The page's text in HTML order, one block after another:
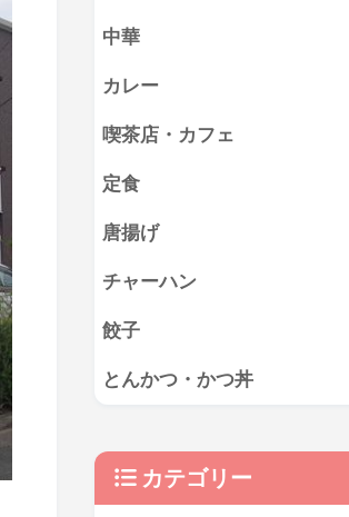
中華
カレー
喫茶店・カフェ
定食
唐揚げ
チャーハン
餃子
とんかつ・かつ丼
カテゴリー